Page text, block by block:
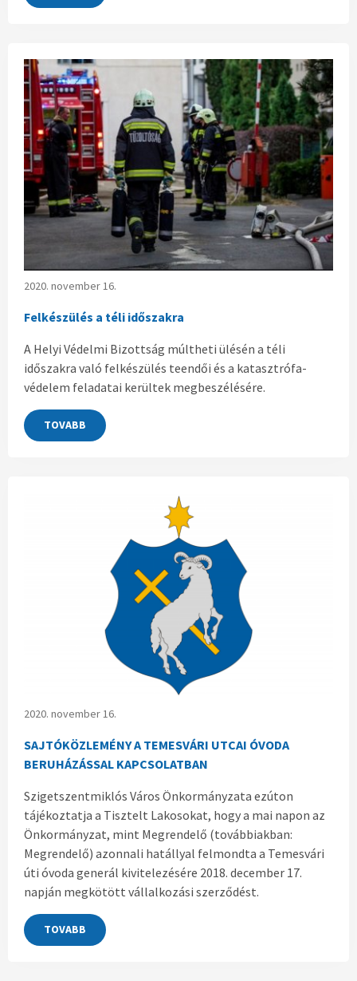
2020. november 16.
Felkészülés a téli időszakra
A Helyi Védelmi Bizottság múltheti ülésén a téli
időszakra való felkészülés teendői és a katasztrófa-
védelem feladatai kerültek megbeszélésére.
TOVABB
2020. november 16.
SAJTÓKÖZLEMÉNY A TEMESVÁRI UTCAI ÓVODA
BERUHÁZÁSSAL KAPCSOLATBAN
Szigetszentmiklós Város Önkormányzata ezúton
tájékoztatja a Tisztelt Lakosokat, hogy a mai napon az
Önkormányzat, mint Megrendelő (továbbiakban:
Megrendelő) azonnali hatállyal felmondta a Temesvári
úti óvoda generál kivitelezésére 2018. december 17.
napján megkötött vállalkozási szerződést.
TOVABB